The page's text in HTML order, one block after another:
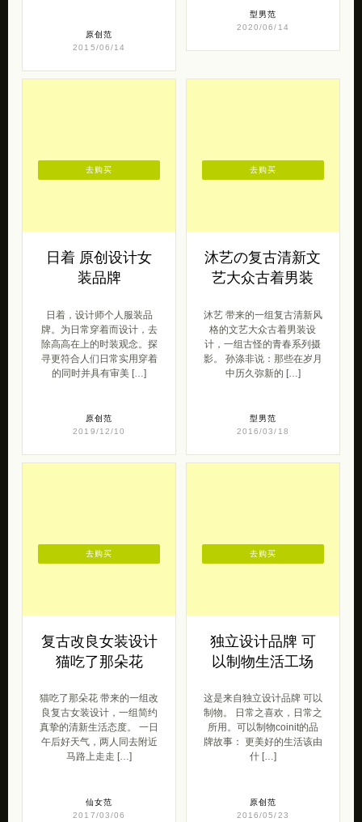
原创范
2015/06/14
型男范
2020/06/14
日着 原创设计女
装品牌
日着，设计师个人服装品
牌。为日常穿着而设计，去
除高高在上的时装观念。探
寻更符合人们日常实用穿着
的同时并具有审美 […]
原创范
2019/12/10
去购买
沐艺の复古清新文
艺大众古着男装
沐艺 带来的一组复古清新风
格的文艺大众古着男装设
计，一组古怪的青春系列摄
影。 孙涤非说：那些在岁月
中历久弥新的 […]
型男范
2016/03/18
去购买
复古改良女装设计
猫吃了那朵花
猫吃了那朵花 带来的一组改
良复古女装设计，一组简约
真挚的清新生活态度。 一日
午后好天气，两人同去附近
马路上走走 […]
仙女范
2017/03/06
去购买
独立设计品牌 可
以制物生活工场
这是来自独立设计品牌 可以
制物。 日常之喜欢，日常之
所用。可以制物coinit的品
牌故事： 更美好的生活该由
什 […]
原创范
2016/05/23
去购买